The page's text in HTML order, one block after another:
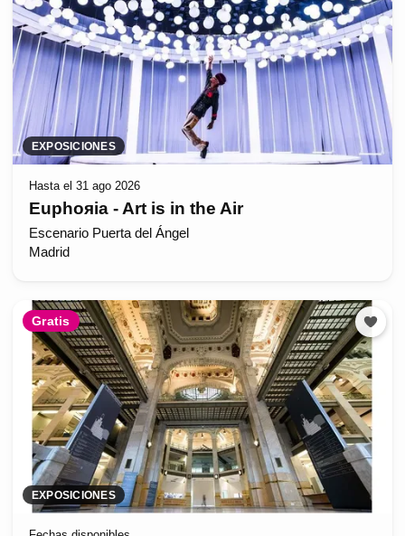
EXPOSICIONES
Hasta el 31 ago 2026
Euphoяia - Art is in the Air
Escenario Puerta del Ángel
Madrid
Gratis
EXPOSICIONES